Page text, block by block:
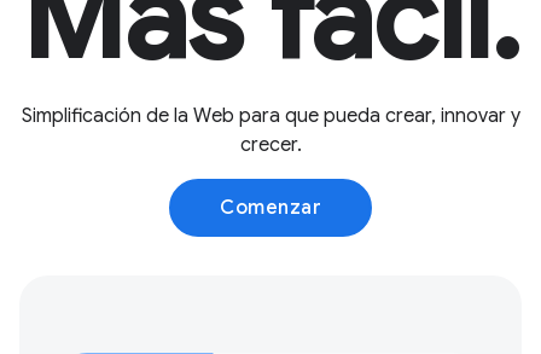
Simplificación de la Web para que pueda crear, innovar y
crecer.
Comenzar